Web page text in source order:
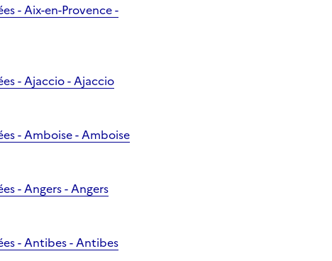
- Aix-en-Provence -
- Ajaccio - Ajaccio
- Amboise - Amboise
- Angers - Angers
- Antibes - Antibes